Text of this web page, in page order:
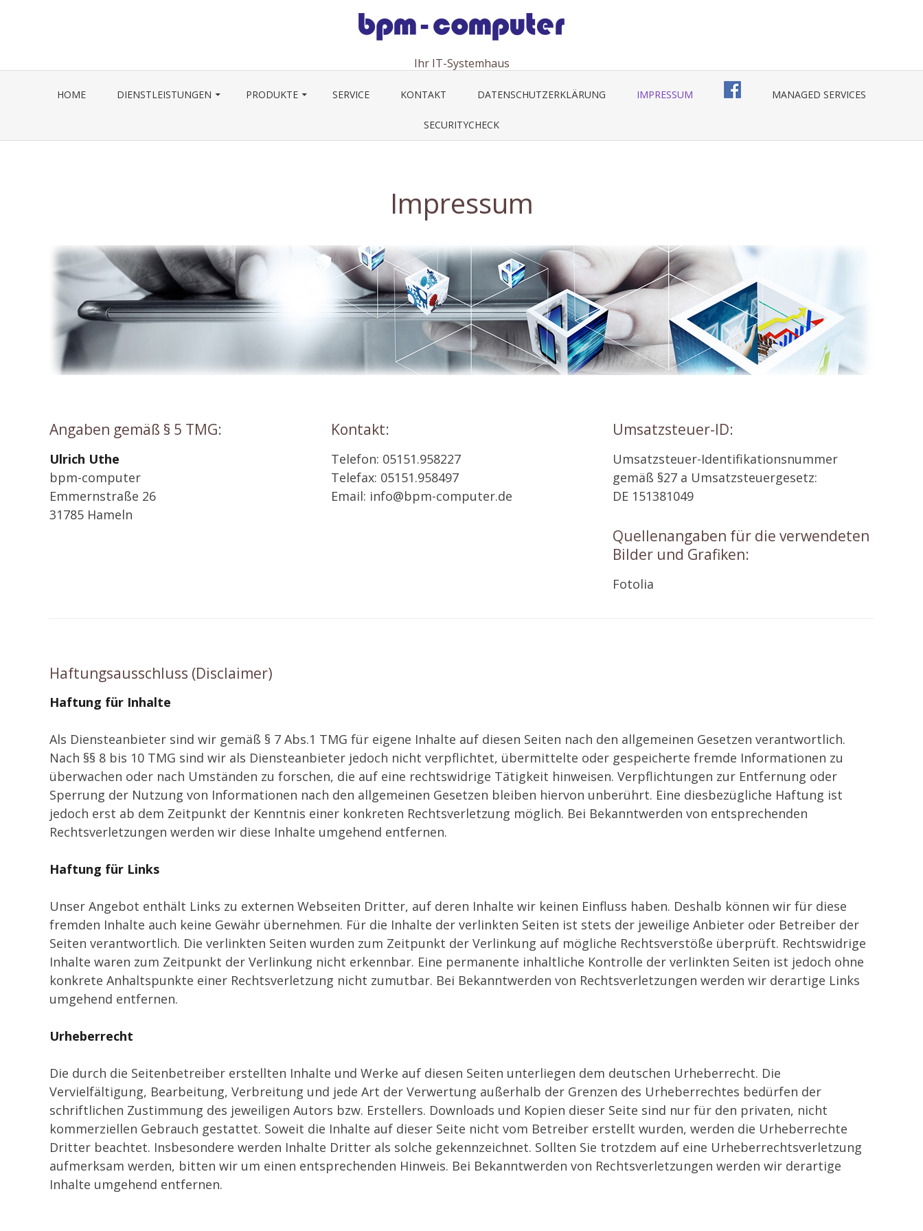
Ihr IT-Systemhaus
HOME DIENSTLEISTUNGEN PRODUKTE SERVICE KONTAKT DATENSCHUTZERKLÄRUNG IMPRESSUM MANAGED SERVICES
SECURITYCHECK
Impressum
Angaben gemäß § 5 TMG:
Ulrich Uthe
bpm-computer
Emmernstraße 26
31785 Hameln
Kontakt:
Telefon: 05151.958227
Telefax: 05151.958497
Email: info@bpm-computer.de
Umsatzsteuer-ID:
Umsatzsteuer-Identifikationsnummer
gemäß §27 a Umsatzsteuergesetz:
DE 151381049
Quellenangaben für die verwendeten
Bilder und Grafiken:
Fotolia
Haftungsausschluss (Disclaimer)
Haftung für Inhalte
Als Diensteanbieter sind wir gemäß § 7 Abs.1 TMG für eigene Inhalte auf diesen Seiten nach den allgemeinen Gesetzen verantwortlich.
Nach §§ 8 bis 10 TMG sind wir als Diensteanbieter jedoch nicht verpflichtet, übermittelte oder gespeicherte fremde Informationen zu
überwachen oder nach Umständen zu forschen, die auf eine rechtswidrige Tätigkeit hinweisen. Verpflichtungen zur Entfernung oder
Sperrung der Nutzung von Informationen nach den allgemeinen Gesetzen bleiben hiervon unberührt. Eine diesbezügliche Haftung ist
jedoch erst ab dem Zeitpunkt der Kenntnis einer konkreten Rechtsverletzung möglich. Bei Bekanntwerden von entsprechenden
Rechtsverletzungen werden wir diese Inhalte umgehend entfernen.
Haftung für Links
Unser Angebot enthält Links zu externen Webseiten Dritter, auf deren Inhalte wir keinen Einfluss haben. Deshalb können wir für diese
fremden Inhalte auch keine Gewähr übernehmen. Für die Inhalte der verlinkten Seiten ist stets der jeweilige Anbieter oder Betreiber der
Seiten verantwortlich. Die verlinkten Seiten wurden zum Zeitpunkt der Verlinkung auf mögliche Rechtsverstöße überprüft. Rechtswidrige
Inhalte waren zum Zeitpunkt der Verlinkung nicht erkennbar. Eine permanente inhaltliche Kontrolle der verlinkten Seiten ist jedoch ohne
konkrete Anhaltspunkte einer Rechtsverletzung nicht zumutbar. Bei Bekanntwerden von Rechtsverletzungen werden wir derartige Links
umgehend entfernen.
Urheberrecht
Die durch die Seitenbetreiber erstellten Inhalte und Werke auf diesen Seiten unterliegen dem deutschen Urheberrecht. Die
Vervielfältigung, Bearbeitung, Verbreitung und jede Art der Verwertung außerhalb der Grenzen des Urheberrechtes bedürfen der
schriftlichen Zustimmung des jeweiligen Autors bzw. Erstellers. Downloads und Kopien dieser Seite sind nur für den privaten, nicht
kommerziellen Gebrauch gestattet. Soweit die Inhalte auf dieser Seite nicht vom Betreiber erstellt wurden, werden die Urheberrechte
Dritter beachtet. Insbesondere werden Inhalte Dritter als solche gekennzeichnet. Sollten Sie trotzdem auf eine Urheberrechtsverletzung
aufmerksam werden, bitten wir um einen entsprechenden Hinweis. Bei Bekanntwerden von Rechtsverletzungen werden wir derartige
Inhalte umgehend entfernen.